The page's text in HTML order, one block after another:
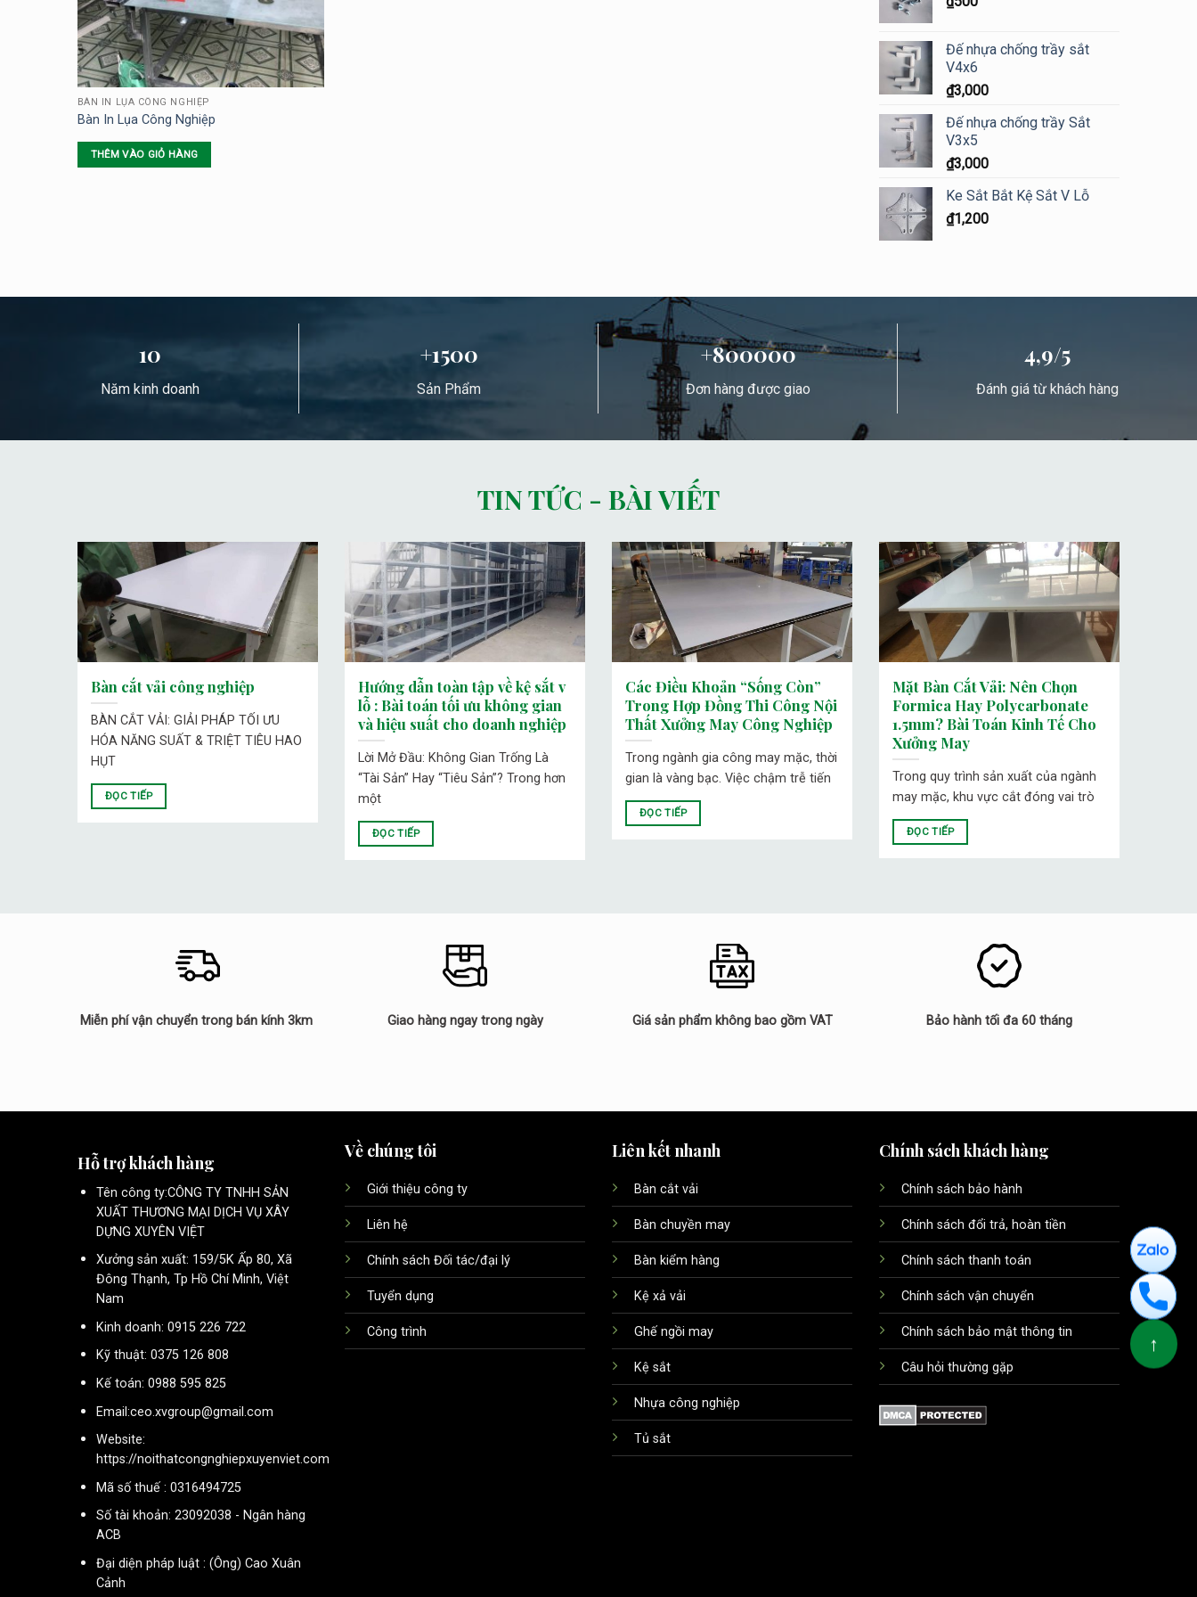
BÀN IN LỤA CÔNG NGHIỆP
Bàn In Lụa Công Nghiệp
THÊM VÀO GIỎ HÀNG
Đế nhựa chống trầy sắt
V4x6
₫3,000
Đế nhựa chống trầy Sắt
V3x5
₫3,000
Ke Sắt Bắt Kệ Sắt V Lỗ
₫1,200
10
Năm kinh doanh
+1500
Sản Phẩm
+800000
Đơn hàng được giao
4,9/5
Đánh giá từ khách hàng
TIN TỨC - BÀI VIẾT
Bàn cắt vải công nghiệp
BÀN CẮT VẢI: GIẢI PHÁP TỐI ƯU
HÓA NĂNG SUẤT & TRIỆT TIÊU HAO
HỤT
ĐỌC TIẾP
Hướng dẫn toàn tập về kệ sắt v
lỗ : Bài toán tối ưu không gian
và hiệu suất cho doanh nghiệp
Lời Mở Đầu: Không Gian Trống Là
“Tài Sản” Hay “Tiêu Sản”? Trong hơn
một
ĐỌC TIẾP
Các Điều Khoản “Sống Còn”
Trong Hợp Đồng Thi Công Nội
Thất Xưởng May Công Nghiệp
Trong ngành gia công may mặc, thời
gian là vàng bạc. Việc chậm trễ tiến
ĐỌC TIẾP
Mặt Bàn Cắt Vải: Nên Chọn
Formica Hay Polycarbonate
1.5mm? Bài Toán Kinh Tế Cho
Xưởng May
Trong quy trình sản xuất của ngành
may mặc, khu vực cắt đóng vai trò
ĐỌC TIẾP
Miễn phí vận chuyển trong bán kính 3km Giao hàng ngay trong ngày Giá sản phẩm không bao gồm VAT Bảo hành tối đa 60 tháng
Hỗ trợ khách hàng
Tên công ty:CÔNG TY TNHH SẢN
XUẤT THƯƠNG MẠI DỊCH VỤ XÂY
DỰNG XUYÊN VIỆT
Xưởng sản xuất: 159/5K Ấp 80, Xã
Đông Thạnh, Tp Hồ Chí Minh, Việt
Nam
Kinh doanh: 0915 226 722
Kỹ thuật: 0375 126 808
Kế toán: 0988 595 825
Email:ceo.xvgroup@gmail.com
Website:
https://noithatcongnghiepxuyenviet.com
Mã số thuế : 0316494725
Số tài khoản: 23092038 - Ngân hàng
ACB
Đại diện pháp luật : (Ông) Cao Xuân
Cảnh
Về chúng tôi
Giới thiệu công ty
Liên hệ
Chính sách Đối tác/đại lý
Tuyển dụng
Công trình
Liên kết nhanh
Bàn cắt vải
Bàn chuyền may
Bàn kiểm hàng
Kệ xả vải
Ghế ngồi may
Kệ sắt
Nhựa công nghiệp
Tủ sắt
Chính sách khách hàng
Chính sách bảo hành
Chính sách đổi trả, hoàn tiền
Chính sách thanh toán
Chính sách vận chuyển
Chính sách bảo mật thông tin
Câu hỏi thường gặp
↑